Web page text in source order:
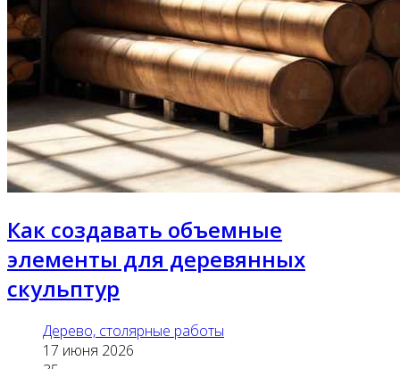
Как создавать объемные
элементы для деревянных
скульптур
Дерево, столярные работы
17 июня 2026